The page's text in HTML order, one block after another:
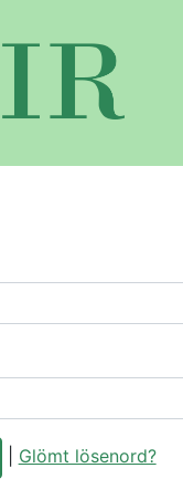
Glömt lösenord?